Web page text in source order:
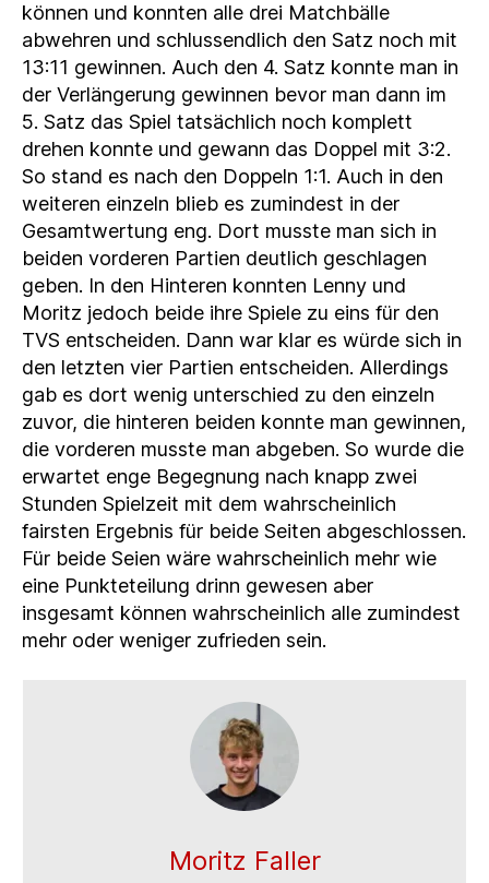
können und konnten alle drei Matchbälle
abwehren und schlussendlich den Satz noch mit
13:11 gewinnen. Auch den 4. Satz konnte man in
der Verlängerung gewinnen bevor man dann im
5. Satz das Spiel tatsächlich noch komplett
drehen konnte und gewann das Doppel mit 3:2.
So stand es nach den Doppeln 1:1. Auch in den
weiteren einzeln blieb es zumindest in der
Gesamtwertung eng. Dort musste man sich in
beiden vorderen Partien deutlich geschlagen
geben. In den Hinteren konnten Lenny und
Moritz jedoch beide ihre Spiele zu eins für den
TVS entscheiden. Dann war klar es würde sich in
den letzten vier Partien entscheiden. Allerdings
gab es dort wenig unterschied zu den einzeln
zuvor, die hinteren beiden konnte man gewinnen,
die vorderen musste man abgeben. So wurde die
erwartet enge Begegnung nach knapp zwei
Stunden Spielzeit mit dem wahrscheinlich
fairsten Ergebnis für beide Seiten abgeschlossen.
Für beide Seien wäre wahrscheinlich mehr wie
eine Punkteteilung drinn gewesen aber
insgesamt können wahrscheinlich alle zumindest
mehr oder weniger zufrieden sein.
Moritz Faller